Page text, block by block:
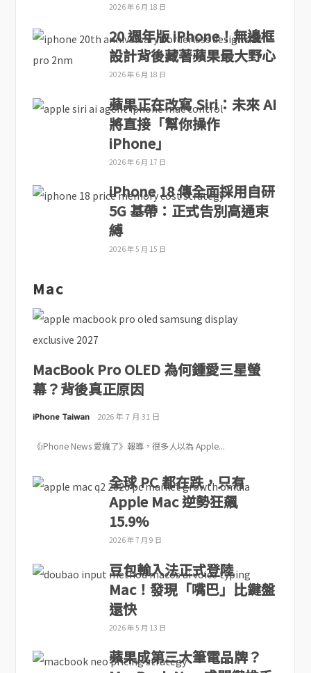
2026 年 6 月 18 日
20 週年版 iPhone！無邊框
設計背後藏著蘋果最大野心
2026 年 6 月 18 日
蘋果正在改寫 Siri：未來 AI
將直接「幫你操作
iPhone」
2026 年 6 月 17 日
iPhone 18 傳全面採用自研
5G 基帶：正式告別高通束
縛
2026 年 5 月 15 日
Mac
MacBook Pro OLED 為何鍾愛三星螢
幕？背後真正原因
iPhone Taiwan 2026 年 7 月 31 日
《iPhone News 愛瘋了》報導，很多人以為 Apple...
全球 PC 都在跌，只有
Apple Mac 逆勢狂飆
15.9%
2026 年 7 月 9 日
豆包輸入法正式登陸
Mac！發現「嘴巴」比鍵盤
還快
2026 年 5 月 13 日
蘋果成第三大筆電品牌？